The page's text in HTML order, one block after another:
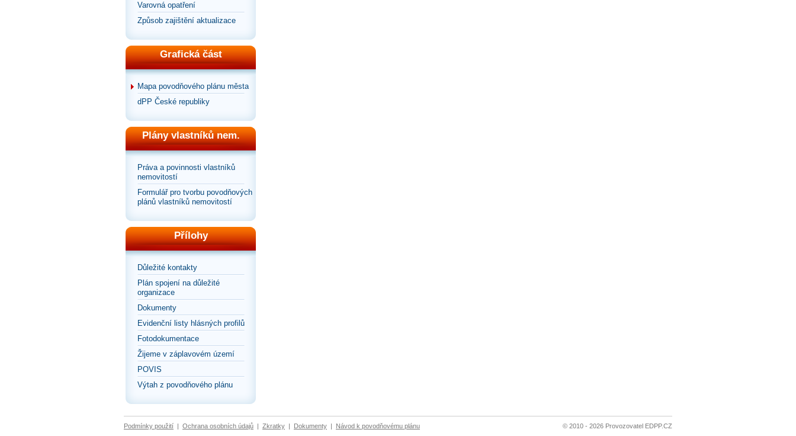
Varovná opatření
Způsob zajištění aktualizace
Grafická část
Mapa povodňového plánu města
dPP České republiky
Plány vlastníků nem.
Práva a povinnosti vlastníků
nemovitostí
Formulář pro tvorbu povodňových
plánů vlastníků nemovitostí
Přílohy
Důležité kontakty
Plán spojení na důležité
organizace
Dokumenty
Evidenční listy hlásných profilů
Fotodokumentace
Žijeme v záplavovém území
POVIS
Výtah z povodňového plánu
Podmínky použití | Ochrana osobních údajů | Zkratky | Dokumenty | Návod k povodňovému plánu © 2010 - 2026 Provozovatel EDPP.CZ